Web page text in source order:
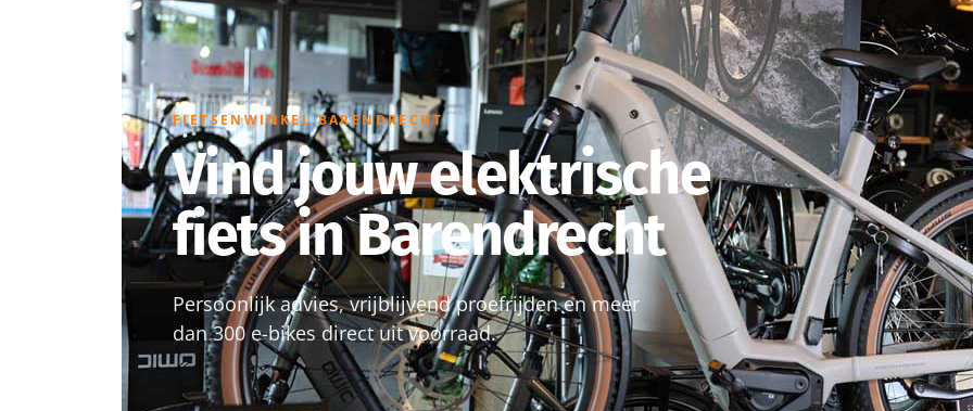
FIETSENWINKEL BARENDRECHT
Vind jouw elektrische
fiets in Barendrecht
Persoonlijk advies, vrijblijvend proefrijden en meer
dan 300 e-bikes direct uit voorraad.